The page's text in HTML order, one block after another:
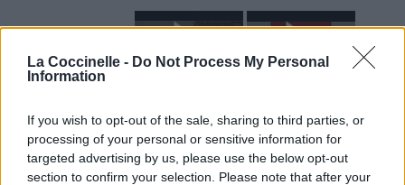
La Coccinelle - Do Not Process My Personal
Information
If you wish to opt-out of the sale, sharing to third parties, or
processing of your personal or sensitive information for
targeted advertising by us, please use the below opt-out
section to confirm your selection. Please note that after your